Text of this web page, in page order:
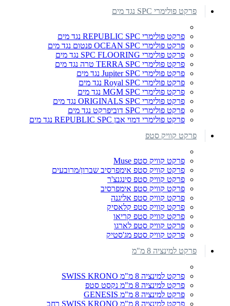
פרקט פולימרי SPC נגד מים
פרקט פולימרי REPUBLIC SPC נגד מים
פרקט פולימרי OCEAN SPC פנטום נגד מים
פרקט פולימרי SPC FLOORING נגד מים
פרקט פולימרי TERRA SPC טרה נגד מים
פרקט פולימרי Jupiter SPC נגד מים
פרקט פולימרי Royal SPC נגד מים
פרקט פולימרי MGM SPC נגד מים
פרקט פולימרי ORIGINALS SPC נגד מים
פרקט פולימרי SPC דוביפרקט נגד מים
פרקט פולימרי דמוי אבן REPUBLIC SPC נגד מים
פרקט קוויק סטפ
פרקט קוויק סטפ Muse
פרקט קוויק סטפ אימפרסיב שברון/מרובעים
פרקט קוויק סטפ סינגנצ'ר
פרקט קוויק סטפ אימפרסיב
פרקט קוויק סטפ אליגנה
פרקט קוויק סטפ קלאסיק
פרקט קוויק סטפ קריאו
פרקט קוויק סטפ לארגו
פרקט קוויק סטפ מג'סטיק
פרקט למינציה 8 מ"מ
פרקט למינציה 8 מ"מ SWISS KRONO
פרקט למינציה 8 מ"מ נקסט סטפ
פרקט למינציה 8 מ"מ GENESIS
פרקט למינציה 8 מ"מ SWISS KRONO רחב